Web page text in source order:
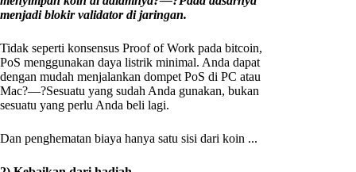
menjadi blokir validator di jaringan.
Tidak seperti konsensus Proof of Work pada bitcoin,
PoS menggunakan daya listrik minimal. Anda dapat
dengan mudah menjalankan dompet PoS di PC atau
Mac?—?Sesuatu yang sudah Anda gunakan, bukan
sesuatu yang perlu Anda beli lagi.
Dan penghematan biaya hanya satu sisi dari koin ...